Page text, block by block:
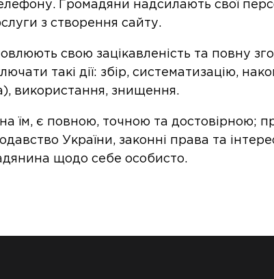
Громадяни надсилають свої
з створення сайту.
свою зацікавленість та повну
такі дії: збір, систематизацію,
використання, знищення.
їм, є повною, точною та достовірною;
України, законні права та
щодо себе особисто.